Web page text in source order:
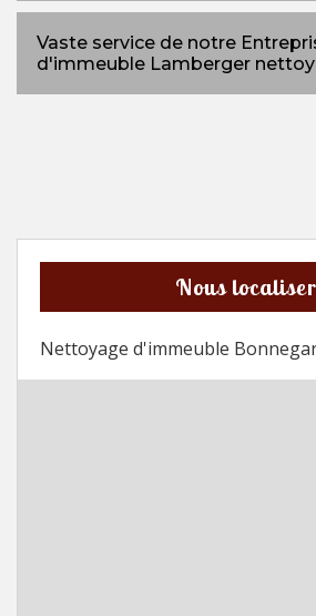
Vaste service de notre
d'immeuble Lamberger
Nous localiser
Nettoyage d'immeuble